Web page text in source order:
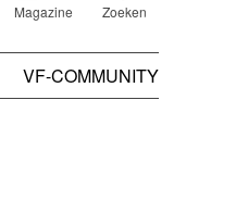
Magazine Zoeken
VF-COMMUNITY